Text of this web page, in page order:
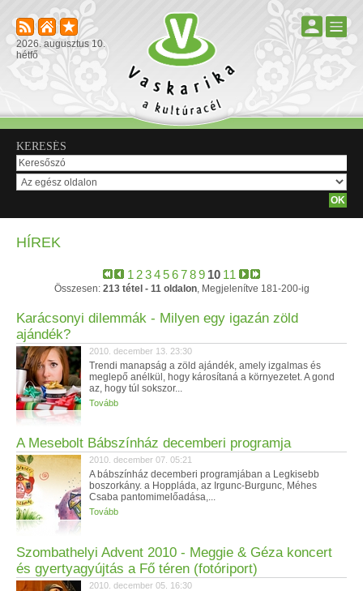
2026. augusztus 10.
hétfő
KERESÉS
HÍREK
1 23456789 10 11
Összesen: 213 tétel - 11 oldalon, Megjelenítve 181-200-ig
Karácsonyi dilemmák - Milyen egy igazán zöld
ajándék?
2010. december 13. 23:30
Trendi manapság a zöld ajándék, amely izgalmas és
meglepő anélkül, hogy károsítaná a környezetet. A gond
az, hogy túl sokszor...
Tovább
A Mesebolt Bábszínház decemberi programja
2010. december 07. 05:21
A bábszínház decemberi programjában a Legkisebb
boszorkány. a Hoppláda, az Irgunc-Burgunc, Méhes
Csaba pantomimelőadása,...
Tovább
Szombathelyi Advent 2010 - Meggie & Géza koncert
és gyertyagyújtás a Fő téren (fotóriport)
2010. december 05. 16:30